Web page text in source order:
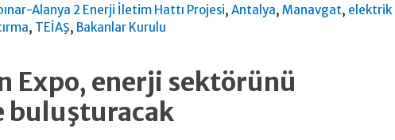
Alanya 2 Enerji İletim Hattı Projesi,Antalya,Manavgat, elektrik
, TEİAŞ, Bakanlar Kurulu
Expo, enerji sektörünü
buluşturacak